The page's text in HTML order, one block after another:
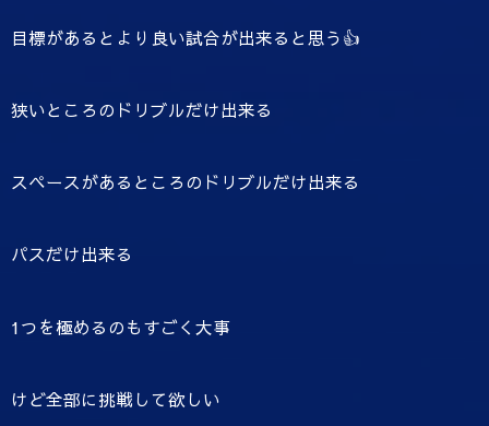
目標があるとより良い試合が出来ると思う👍
狭いところのドリブルだけ出来る
スペースがあるところのドリブルだけ出来る
パスだけ出来る
1つを極めるのもすごく大事
けど全部に挑戦して欲しい